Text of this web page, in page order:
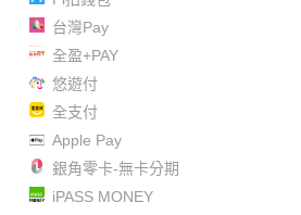
台灣Pay
全盈+PAY
悠遊付
全支付
Apple Pay
銀角零卡-無卡分期
iPASS MONEY